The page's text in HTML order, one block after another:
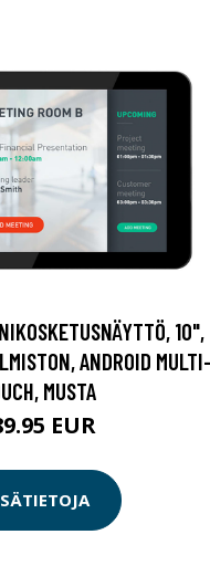
10",
ANDROID MULTI-
MUSTA
EUR